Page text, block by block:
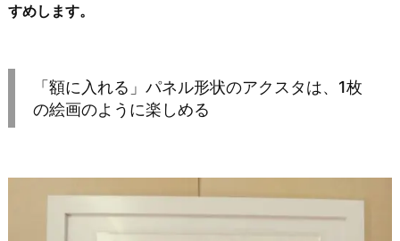
すめします。
「額に入れる」パネル形状のアクスタは、1枚
の絵画のように楽しめる